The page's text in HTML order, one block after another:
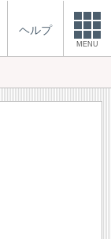
ヘルプ
MENU